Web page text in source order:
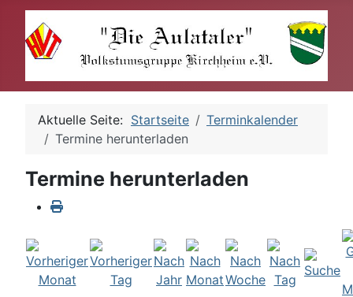
Aktuelle Seite: Startseite
Terminkalender
Termine herunterladen
Termine herunterladen